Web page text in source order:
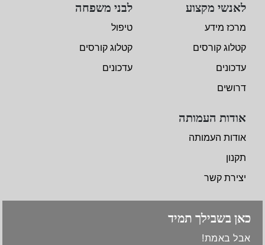
אודות העמותה
אודות העמותה
תקנון
יצירת קשר
לאנשי מקצוע
מרכז מידע
קטלוג קורסים
עדכונים
דרושים
לבני משפחה
טיפול
קטלוג קורסים
עדכונים
כאן בשבילך תמיד
אבל באמת!